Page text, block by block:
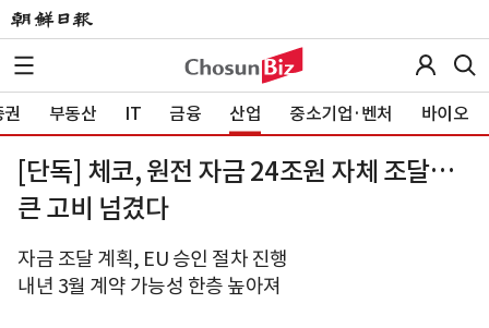
부동산 IT 금융 산업 중소기업·벤처 바이오
[단독] 체코, 원전 자금 24조원 자체 조달…
큰 고비 넘겼다
자금 조달 계획, EU 승인 절차 진행
내년 3월 계약 가능성 한층 높아져